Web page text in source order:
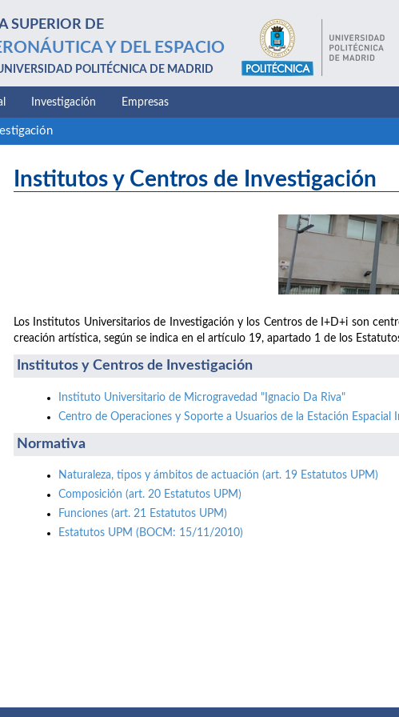
SUPERIOR DE
Y DEL ESPACIO
POLITÉCNICA DE MADRID
Investigación Empresas
Institutos y Centros de Investigación
Los Institutos Universitarios de Investigación y los Centros de I+D+i son
creación artística, según se indica en el artículo 19, apartado 1 de los
Institutos y Centros de Investigación
Instituto Universitario de Microgravedad "Ignacio Da Riva"
Centro de Operaciones y Soporte a Usuarios de la Estación Espacial
Normativa
Naturaleza, tipos y ámbitos de actuación (art. 19 Estatutos UPM)
Composición (art. 20 Estatutos UPM)
Funciones (art. 21 Estatutos UPM)
Estatutos UPM (BOCM: 15/11/2010)